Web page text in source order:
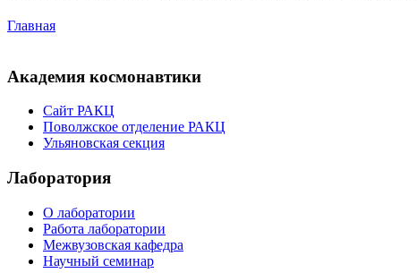
Главная
Академия космонавтики
Сайт РАКЦ
Поволжское отделение РАКЦ
Ульяновская секция
Лаборатория
О лаборатории
Работа лаборатории
Межвузовская кафедра
Научный семинар